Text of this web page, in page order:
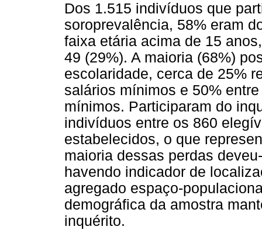
Dos 1.515 indivíduos que
soroprevalência, 58% eram
faixa etária acima de 15
49 (29%). A maioria (68%)
escolaridade, cerca de 25%
salários mínimos e 50%
mínimos. Participaram do
indivíduos entre os 860
estabelecidos, o que
maioria dessas perdas
havendo indicador de
agregado espaço-
demográfica da amostra
inquérito.